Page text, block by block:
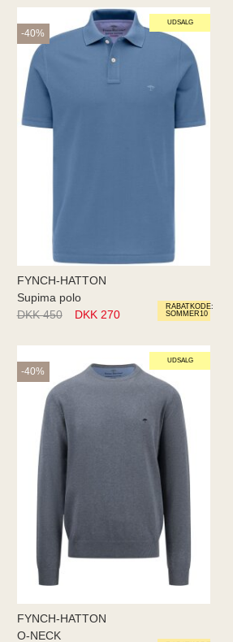
UDSALG
RABATKODE:
SOMMER10
-40%
FYNCH-HATTON
Supima polo
DKK 450
DKK 270
UDSALG
-40%
FYNCH-HATTON
O-NECK